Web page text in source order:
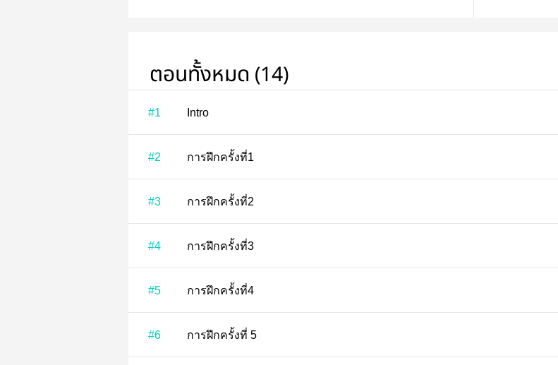
ตอนทั้งหมด (14)
#1 Intro
#2 การฝึกครั้งที่1
#3 การฝึกครั้งที่2
#4 การฝึกครั้งที่3
#5 การฝึกครั้งที่4
#6 การฝึกครั้งที่ 5